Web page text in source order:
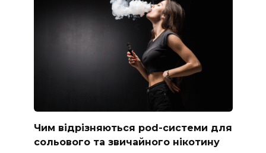
Чим відрізняються pod-системи для
сольового та звичайного нікотину